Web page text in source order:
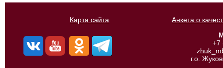
Карта сайта
Анкета о
+7
г.о.